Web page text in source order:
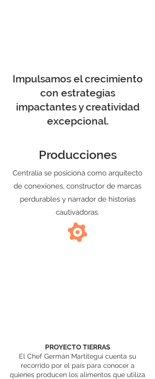
Impulsamos el crecimiento
con estrategias
impactantes y creatividad
excepcional.
Producciones
Centralia se posiciona como arquitecto
de conexiones, constructor de marcas
perdurables y narrador de historias
cautivadoras.
PROYECTO TIERRAS
El Chef Germán Martitegui cuenta su
recorrido por el país para conocer a
quienes producen los alimentos que utiliza